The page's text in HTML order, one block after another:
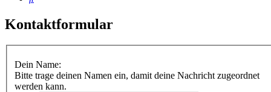
Kontaktformular
Dein Name:
Bitte trage deinen Namen ein, damit deine Nachricht zugeordnet
werden kann.